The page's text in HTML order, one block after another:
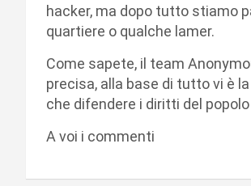
hacker, ma dopo tutto stiamo
quartiere o qualche lamer.
Come sapete, il team
precisa, alla base di tutto vi è
che difendere i diritti del
A voi i commenti